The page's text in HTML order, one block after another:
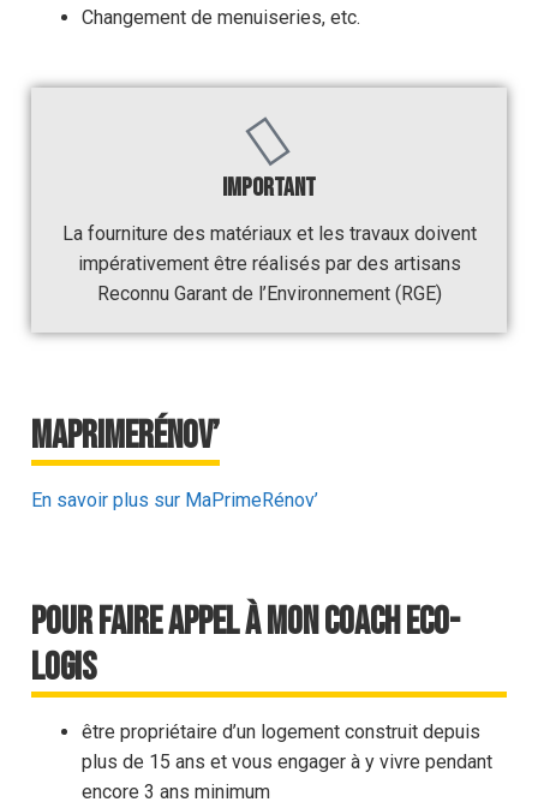
Changement de menuiseries, etc.
IMPORTANT
La fourniture des matériaux et les travaux doivent
impérativement être réalisés par des artisans
Reconnu Garant de l’Environnement (RGE)
MaPrimeRénov’
En savoir plus sur MaPrimeRénov’
Pour faire appel à Mon Coach Eco-
Logis
être propriétaire d’un logement construit depuis
plus de 15 ans et vous engager à y vivre pendant
encore 3 ans minimum